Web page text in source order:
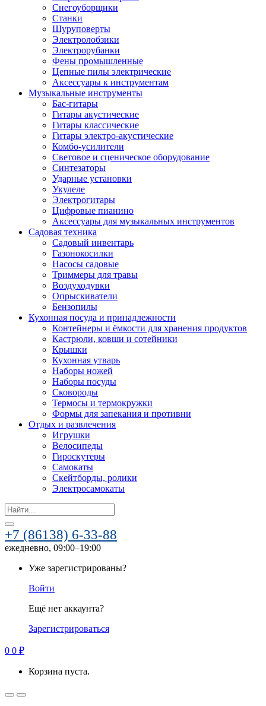
Снегоуборщики
Станки
Шуруповерты
Электролобзики
Электрорубанки
Фены промышленные
Цепные пилы электрические
Аксессуары к инструментам
Музыкальные инструменты
Бас-гитары
Гитары акустические
Гитары классические
Гитары электро-акустические
Комбо-усилители
Световое и сценическое оборудование
Синтезаторы
Ударные установки
Укулеле
Электрогитары
Цифровые пианино
Аксессуары для музыкальных инструментов
Садовая техника
Садовый инвентарь
Газонокосилки
Насосы садовые
Триммеры для травы
Воздуходувки
Опрыскиватели
Бензопилы
Кухонная посуда и принадлежности
Контейнеры и ёмкости для хранения продуктов
Кастрюли, ковши и сотейники
Крышки
Кухонная утварь
Наборы ножей
Наборы посуды
Сковороды
Термосы и термокружки
Формы для запекания и противни
Отдых и развлечения
Игрушки
Велосипеды
Гироскутеры
Самокаты
Скейтборды, ролики
Электросамокаты
Search
for:
+7 (86138) 6-33-88
ежедневно, 09:00–19:00
Уже зарегистрированы?
Войти
Ещё нет аккаунта?
Зарегистрироваться
0 0 ₽
Корзина пуста.